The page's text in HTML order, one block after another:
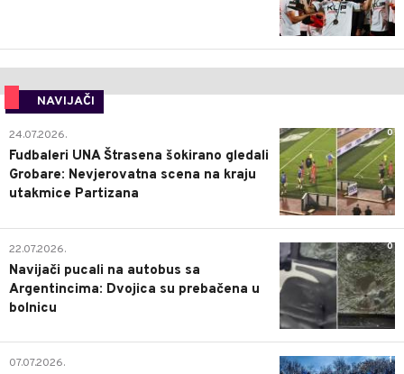
NAVIJAČI
0
24.07.2026.
Fudbaleri UNA Štrasena šokirano gledali
Grobare: Nevjerovatna scena na kraju
utakmice Partizana
0
22.07.2026.
Navijači pucali na autobus sa
Argentincima: Dvojica su prebačena u
bolnicu
1
07.07.2026.